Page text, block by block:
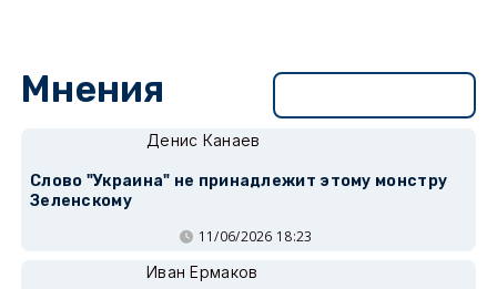
Мнения
Денис Канаев
Слово "Украина" не принадлежит этому монстру
Зеленскому
11/06/2026 18:23
Иван Ермаков